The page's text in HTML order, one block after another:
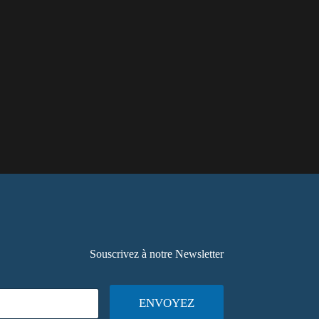
Souscrivez à notre Newsletter
ENVOYEZ